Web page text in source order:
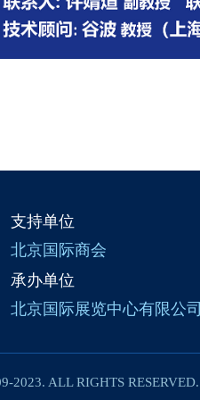
支持单位
北京国际商会
承办单位
北京国际展览中心有限公司
2023. ALL RIGHTS RESERVED.